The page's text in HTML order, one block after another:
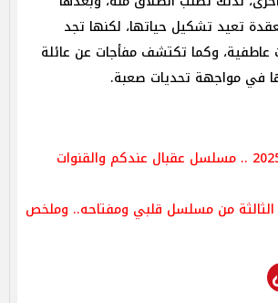
تعيد تشكيل حياتها، لكنها تجد
وكما تكتشف مفأجات عن عائلة
في مواجهة تحديات صعبة.
مسلسلات رمضان 2025 .. مسلسل عقبال عندكم والقنوات
الثالثة من مسلسل قلبي ومفتاحه.. وملخص